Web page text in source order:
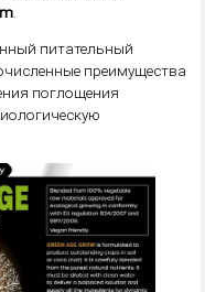
питательный
преимущества
поглощения